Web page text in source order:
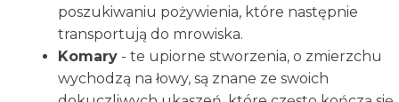
poszukiwaniu pożywienia, które następnie
transportują do mrowiska.
Komary - te upiorne stworzenia, o zmierzchu
wychodzą na łowy, są znane ze swoich